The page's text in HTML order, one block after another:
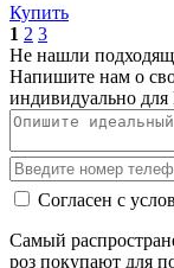
Купить
1 2 3
Не нашли
Напишите нам о
индивидуально для
Согласен с
Самый
роз покупают для